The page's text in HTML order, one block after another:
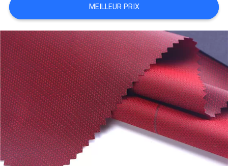
PLAN
DU
SITE
PRIVACY
POLICY
MEILLEUR PRIX